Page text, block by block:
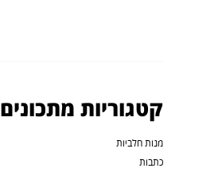
קטגוריות מתכונים
מנות חלביות
כתבות